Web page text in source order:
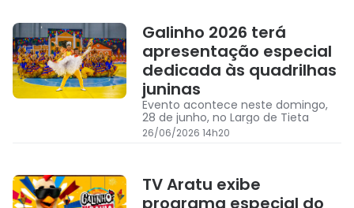
Galinho 2026 terá
apresentação especial
dedicada às quadrilhas
juninas
Evento acontece neste domingo,
28 de junho, no Largo de Tieta
26/06/2026 14h20
TV Aratu exibe
programa especial do